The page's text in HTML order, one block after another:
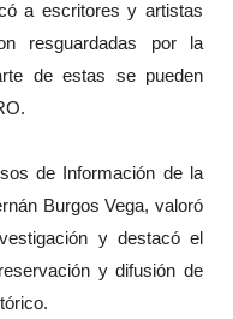
a escritores y artistas
resguardadas por la
de estas se pueden
de Información de la
Burgos Vega, valoró
y destacó el
y difusión de